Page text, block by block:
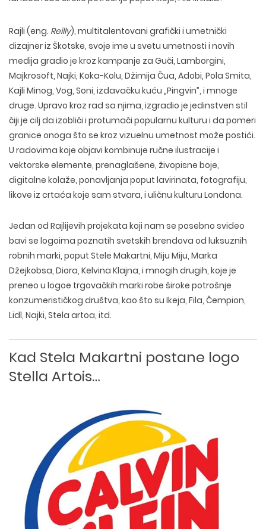
Rajli (eng. Reilly), multitalentovani grafički i umetnički
dizajner iz Škotske, svoje ime u svetu umetnosti i novih
medija gradio je kroz kampanje za Guči, Lamborgini,
Majkrosoft, Najki, Koka-Kolu, Džimija Čua, Adobi, Pola Smita,
Kajli Minog, Vog, Soni, izdavačku kuću „Pingvin”, i mnoge
druge. Upravo kroz rad sa njima, izgradio je jedinstven stil
čiji je cilj da izobliči i protumači popularnu kulturu i da pomeri
granice onoga što se kroz vizuelnu umetnost može postići.
U radovima koje objavi kombinuje ručne ilustracije i
vektorske elemente, prenaglašene, živopisne boje,
digitalne kolaže, ponavljanja poput lavirinata, fotografiju,
likove iz crtaća koje sam stvara, i uličnu kulturu Londona.
Jedan od Rajlijevih projekata koji nam se posebno svideo
bavi se logoima poznatih svetskih brendova od luksuznih
robnih marki, poput Stele Makartni, Miju Miju, Marka
Džejkobsa, Diora, Kelvina Klajna, i mnogih drugih, koje je
preneo u logoe trgovačkih marki robe široke potrošnje
konzumerističkog društva, kao što su Ikeja, Fila, Čempion,
Lidl, Najki, Stela artoa, itd.
Kad Stela Makartni postane logo
Stella Artois…